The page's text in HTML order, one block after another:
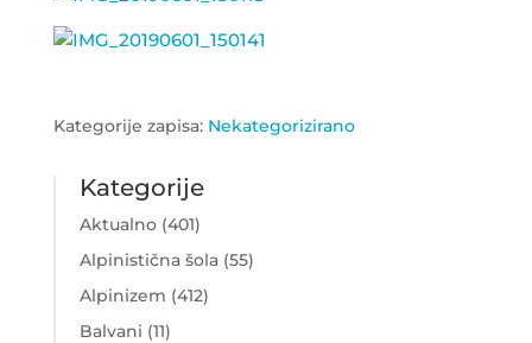
Kategorije zapisa: Nekategorizirano
Kategorije
Aktualno(401)
Alpinistična šola(55)
Alpinizem (412)
Balvani (11)